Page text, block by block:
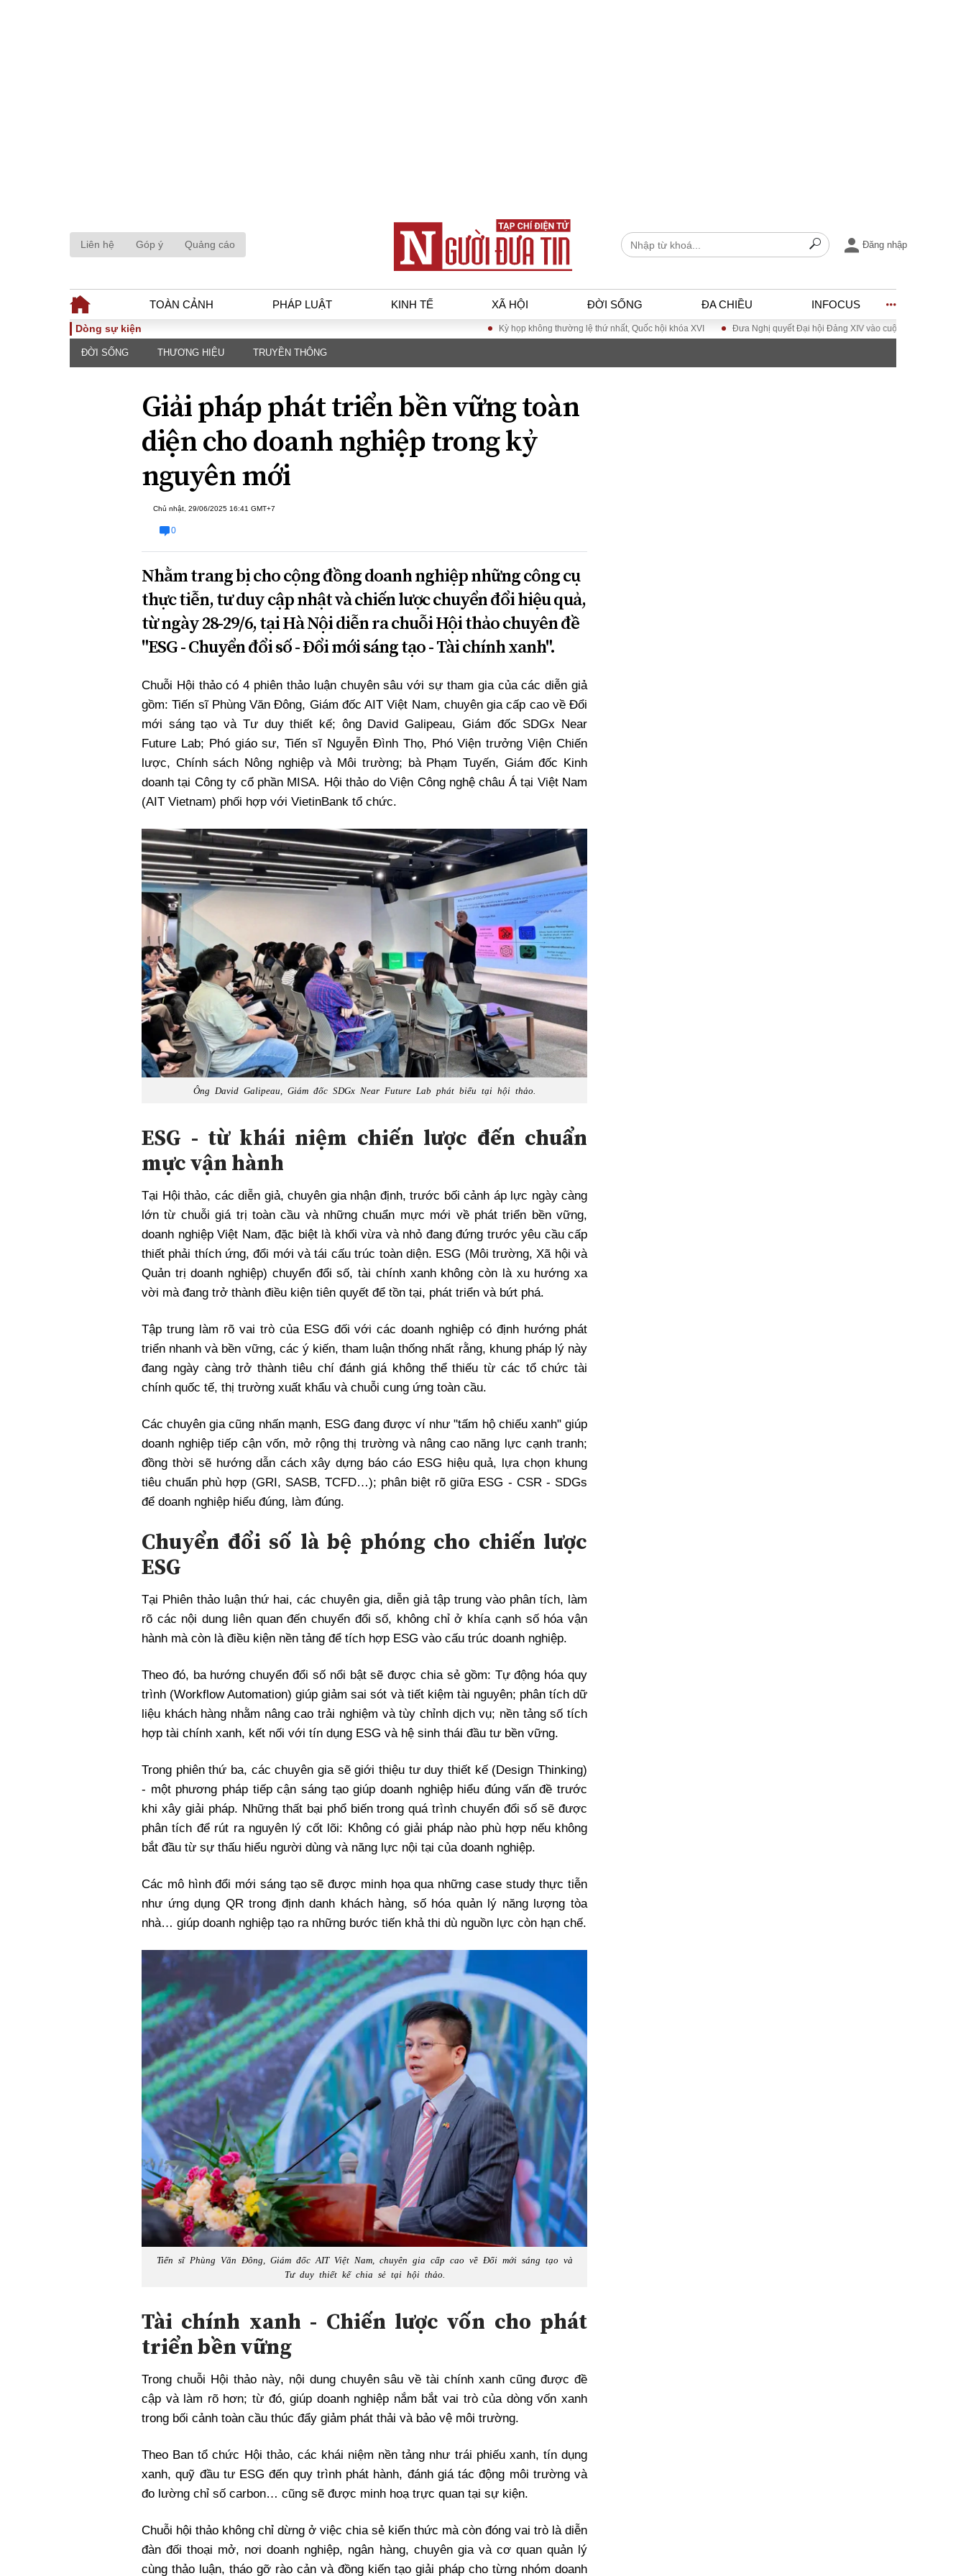
Liên hệ Góp ý Quảng cáo Đăng nhập
TOÀN CẢNH PHÁP LUẬT KINH TẾ XÃ HỘI ĐỜI SỐNG ĐA CHIỀU INFOCUS
TOÀN CẢNH
Chính sách
Đối thoại
PHÁP LUẬT
luật
Góc nhìn luật gia
Hồ sơ điều tra
Tiếng nói công dân
An ninh - Hình sự
Tài chính - Ngân
hàng
Kinh tế vĩ mô
Hồ sơ doanh
ĐA CHIỀU
Quan điểm
Xi nhan Trái Phải
INFOCUS
Dòng sự kiện Kỳ họp không thường lệ thứ nhất, Quốc hội khóa XVI Đưa Nghị quyết Đại hội Đảng XIV vào cuộc sống
ĐỜI SỐNG THƯƠNG HIỆU TRUYỀN THÔNG
Giải pháp phát triển bền vững toàn
diện cho doanh nghiệp trong kỷ
nguyên mới
Chủ nhật, 29/06/2025 16:41 GMT+7
0
Nhằm trang bị cho cộng đồng doanh nghiệp những công cụ
thực tiễn, tư duy cập nhật và chiến lược chuyển đổi hiệu quả,
từ ngày 28-29/6, tại Hà Nội diễn ra chuỗi Hội thảo chuyên đề
"ESG - Chuyển đổi số - Đổi mới sáng tạo - Tài chính xanh".
Chuỗi Hội thảo có 4 phiên thảo luận chuyên sâu với sự tham gia của các diễn giả
gồm: Tiến sĩ Phùng Văn Đông, Giám đốc AIT Việt Nam, chuyên gia cấp cao về Đổi
mới sáng tạo và Tư duy thiết kế; ông David Galipeau, Giám đốc SDGx Near
Future Lab; Phó giáo sư, Tiến sĩ Nguyễn Đình Thọ, Phó Viện trưởng Viện Chiến
lược, Chính sách Nông nghiệp và Môi trường; bà Phạm Tuyến, Giám đốc Kinh
doanh tại Công ty cổ phần MISA. Hội thảo do Viện Công nghệ châu Á tại Việt Nam
(AIT Vietnam) phối hợp với VietinBank tổ chức.
Ông David Galipeau, Giám đốc SDGx Near Future Lab phát biểu tại hội thảo.
ESG - từ khái niệm chiến lược đến chuẩn
mực vận hành
Tại Hội thảo, các diễn giả, chuyên gia nhận định, trước bối cảnh áp lực ngày càng
lớn từ chuỗi giá trị toàn cầu và những chuẩn mực mới về phát triển bền vững,
doanh nghiệp Việt Nam, đặc biệt là khối vừa và nhỏ đang đứng trước yêu cầu cấp
thiết phải thích ứng, đổi mới và tái cấu trúc toàn diện. ESG (Môi trường, Xã hội và
Quản trị doanh nghiệp) chuyển đổi số, tài chính xanh không còn là xu hướng xa
vời mà đang trở thành điều kiện tiên quyết để tồn tại, phát triển và bứt phá.
Tập trung làm rõ vai trò của ESG đối với các doanh nghiệp có định hướng phát
triển nhanh và bền vững, các ý kiến, tham luận thống nhất rằng, khung pháp lý này
đang ngày càng trở thành tiêu chí đánh giá không thể thiếu từ các tổ chức tài
chính quốc tế, thị trường xuất khẩu và chuỗi cung ứng toàn cầu.
Các chuyên gia cũng nhấn mạnh, ESG đang được ví như "tấm hộ chiếu xanh" giúp
doanh nghiệp tiếp cận vốn, mở rộng thị trường và nâng cao năng lực cạnh tranh;
đồng thời sẽ hướng dẫn cách xây dựng báo cáo ESG hiệu quả, lựa chọn khung
tiêu chuẩn phù hợp (GRI, SASB, TCFD…); phân biệt rõ giữa ESG - CSR - SDGs
để doanh nghiệp hiểu đúng, làm đúng.
Chuyển đổi số là bệ phóng cho chiến lược
ESG
Tại Phiên thảo luận thứ hai, các chuyên gia, diễn giả tập trung vào phân tích, làm
rõ các nội dung liên quan đến chuyển đổi số, không chỉ ở khía cạnh số hóa vận
hành mà còn là điều kiện nền tảng để tích hợp ESG vào cấu trúc doanh nghiệp.
Theo đó, ba hướng chuyển đổi số nổi bật sẽ được chia sẻ gồm: Tự động hóa quy
trình (Workflow Automation) giúp giảm sai sót và tiết kiệm tài nguyên; phân tích dữ
liệu khách hàng nhằm nâng cao trải nghiệm và tùy chỉnh dịch vụ; nền tảng số tích
hợp tài chính xanh, kết nối với tín dụng ESG và hệ sinh thái đầu tư bền vững.
Trong phiên thứ ba, các chuyên gia sẽ giới thiệu tư duy thiết kế (Design Thinking)
- một phương pháp tiếp cận sáng tạo giúp doanh nghiệp hiểu đúng vấn đề trước
khi xây giải pháp. Những thất bại phổ biến trong quá trình chuyển đổi số sẽ được
phân tích để rút ra nguyên lý cốt lõi: Không có giải pháp nào phù hợp nếu không
bắt đầu từ sự thấu hiểu người dùng và năng lực nội tại của doanh nghiệp.
Các mô hình đổi mới sáng tạo sẽ được minh họa qua những case study thực tiễn
như ứng dụng QR trong định danh khách hàng, số hóa quản lý năng lượng tòa
nhà… giúp doanh nghiệp tạo ra những bước tiến khả thi dù nguồn lực còn hạn chế.
Tiến sĩ Phùng Văn Đông, Giám đốc AIT Việt Nam, chuyên gia cấp cao về Đổi mới sáng tạo và
Tư duy thiết kế chia sẻ tại hội thảo.
Tài chính xanh - Chiến lược vốn cho phát
triển bền vững
Trong chuỗi Hội thảo này, nội dung chuyên sâu về tài chính xanh cũng được đề
cập và làm rõ hơn; từ đó, giúp doanh nghiệp nắm bắt vai trò của dòng vốn xanh
trong bối cảnh toàn cầu thúc đẩy giảm phát thải và bảo vệ môi trường.
Theo Ban tổ chức Hội thảo, các khái niệm nền tảng như trái phiếu xanh, tín dụng
xanh, quỹ đầu tư ESG đến quy trình phát hành, đánh giá tác động môi trường và
đo lường chỉ số carbon… cũng sẽ được minh hoạ trực quan tại sự kiện.
Chuỗi hội thảo không chỉ dừng ở việc chia sẻ kiến thức mà còn đóng vai trò là diễn
đàn đối thoại mở, nơi doanh nghiệp, ngân hàng, chuyên gia và cơ quan quản lý
cùng thảo luận, tháo gỡ rào cản và đồng kiến tạo giải pháp cho từng nhóm doanh